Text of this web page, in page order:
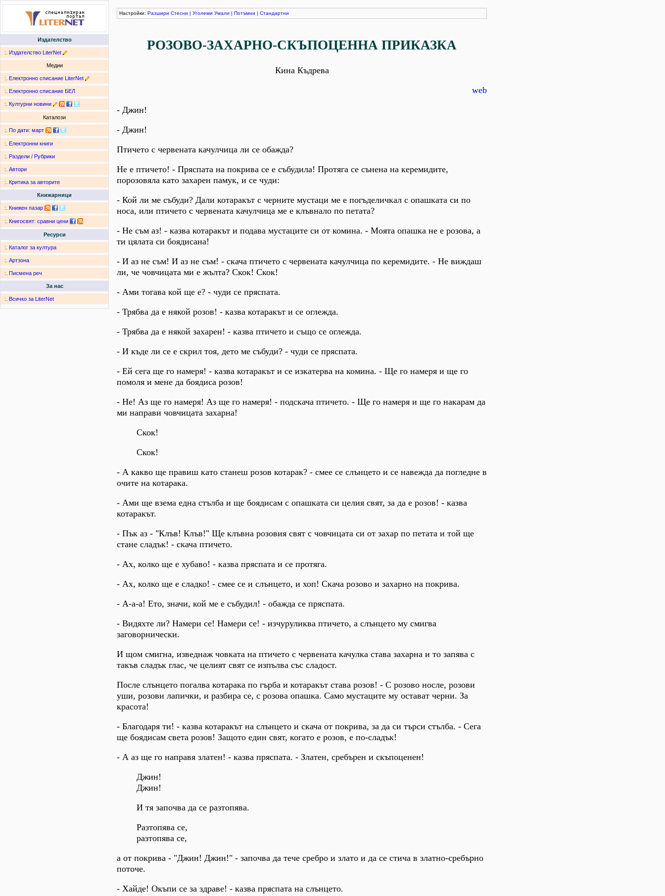
Издателство
:. Издателство LiterNet
Медии
:. Електронно списание LiterNet
:. Електронно списание БЕЛ
:. Културни новини
Каталози
:. По дати: март
:. Електронни книги
:. Раздели / Рубрики
:. Автори
:. Критика за авторите
Книжарници
:. Книжен пазар
:. Книгосвят: сравни цени
Ресурси
:. Каталог за култура
:. Артзона
:. Писмена реч
За нас
:. Всичко за LiterNet
Настройки: Разшири Стесни | Уголеми Умали | Потъмни | Стандартни
РОЗОВО-ЗАХАРНО-СКЪПОЦЕННА ПРИКАЗКА
Кина Къдрева
web
- Джин!
- Джин!
Птичето с червената качулчица ли се обажда?
Не е птичето! - Пряспата на покрива се е събудила! Протяга се сънена на керемидите,
порозовяла като захарен памук, и се чуди:
- Кой ли ме събуди? Дали котаракът с черните мустаци ме е погъделичкал с опашката си по
носа, или птичето с червената качулчица ме е клъвнало по петата?
- Не съм аз! - казва котаракът и подава мустаците си от комина. - Моята опашка не е розова, а
ти цялата си боядисана!
- И аз не съм! И аз не съм! - скача птичето с червената качулчица по керемидите. - Не виждаш
ли, че човчицата ми е жълта? Скок! Скок!
- Ами тогава кой ще е? - чуди се пряспата.
- Трябва да е някой розов! - казва котаракът и се оглежда.
- Трябва да е някой захарен! - казва птичето и също се оглежда.
- И къде ли се е скрил тоя, дето ме събуди? - чуди се пряспата.
- Ей сега ще го намеря! - казва котаракът и се изкатерва на комина. - Ще го намеря и ще го
помоля и мене да боядиса розов!
- Не! Аз ще го намеря! Аз ще го намеря! - подскача птичето. - Ще го намеря и ще го накарам да
ми направи човчицата захарна!
Скок!
Скок!
- А какво ще правиш като станеш розов котарак? - смее се слънцето и се навежда да погледне в
очите на котарака.
- Ами ще взема една стълба и ще боядисам с опашката си целия свят, за да е розов! - казва
котаракът.
- Пък аз - "Клъв! Клъв!" Ще клъвна розовия свят с човчицата си от захар по петата и той ще
стане сладък! - скача птичето.
- Ах, колко ще е хубаво! - казва пряспата и се протяга.
- Ах, колко ще е сладко! - смее се и слънцето, и хоп! Скача розово и захарно на покрива.
- А-а-а! Ето, значи, кой ме е събудил! - обажда се пряспата.
- Видяхте ли? Намери се! Намери се! - изчуруликва птичето, а слънцето му смигва
заговорнически.
И щом смигна, изведнаж човката на птичето с червената качулка става захарна и то запява с
такъв сладък глас, че целият свят се изпълва със сладост.
После слънцето погалва котарака по гърба и котаракът става розов! - С розово носле, розови
уши, розови лапички, и разбира се, с розова опашка. Само мустаците му остават черни. За
красота!
- Благодаря ти! - казва котаракът на слънцето и скача от покрива, за да си търси стълба. - Сега
ще боядисам света розов! Защото един свят, когато е розов, е по-сладък!
- А аз ще го направя златен! - казва пряспата. - Златен, сребърен и скъпоценен!
Джин!
Джин!
И тя започва да се разтопява.
Разтопява се,
разтопява се,
а от покрива - "Джин! Джин!" - започва да тече сребро и злато и да се стича в златно-сребърно
поточе.
- Хайде! Окъпи се за здраве! - казва пряспата на слънцето.